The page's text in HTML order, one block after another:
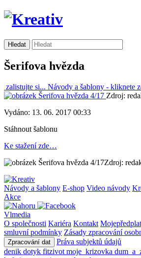
Šerifova hvězda
zalistujte si... Návody a šablony - kliknete
Zdroj:
Vydáno: 13. 06. 2017 00:33
Stáhnout šablonu
Ke stažení zde…
Zdroj:
Návody a šablony E-shop Video návody
Akce
Vlmedia
O společnosti Kariéra Kontakt
smluvní podmínky Zásady zpracování
Zpracování dat
Práva subjektů údajů
denik dotyk fitzivot moje_krizovka